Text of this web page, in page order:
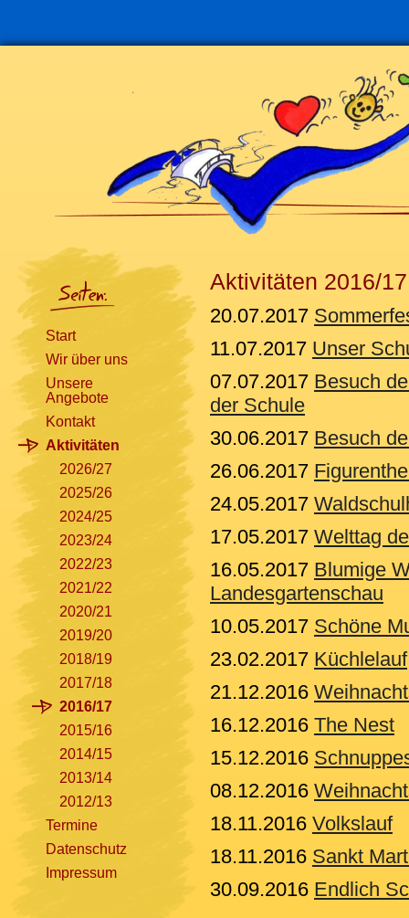
Aktivitäten 2016/17
20.07.2017
11.07.2017 Unser
07.07.2017 Besuch
der Schule
30.06.2017 Besuch
26.06.2017
24.05.2017
17.05.2017 Welttag
16.05.2017 Blumige
Landesgartenschau
10.05.2017 Schöne
23.02.2017 Küchlelauf
21.12.2016
16.12.2016 The Nest
15.12.2016
08.12.2016
18.11.2016 Volkslauf
18.11.2016 Sankt
30.09.2016 Endlich
Navigation
überspringen
Start
Wir über uns
Unsere
Angebote
Kontakt
Aktivitäten
2026/27
2025/26
2024/25
2023/24
2022/23
2021/22
2020/21
2019/20
2018/19
2017/18
2016/17
2015/16
2014/15
2013/14
2012/13
Termine
Datenschutz
Impressum